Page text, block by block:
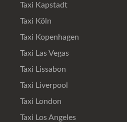
Taxi Kapstadt
Taxi Köln
Taxi Kopenhagen
Taxi Las Vegas
Taxi Lissabon
Taxi Liverpool
Taxi London
Taxi Los Angeles